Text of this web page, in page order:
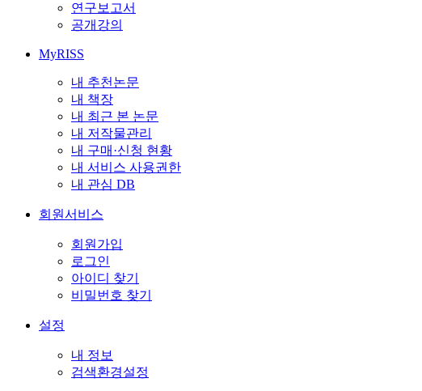
연구보고서
공개강의
MyRISS
내 추천논문
내 책장
내 최근 본 논문
내 저작물관리
내 구매·신청 현황
내 서비스 사용권한
내 관심 DB
회원서비스
회원가입
로그인
아이디 찾기
비밀번호 찾기
설정
내 정보
검색환경설정